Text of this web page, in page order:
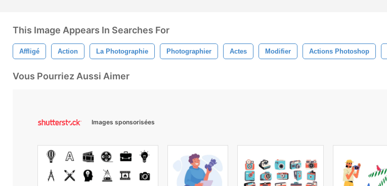
This Image Appears In Searches For
Affligé Action La Photographie Photographier Actes Modifier Actions Photoshop
Vous Pourriez Aussi Aimer
Images sponsorisées